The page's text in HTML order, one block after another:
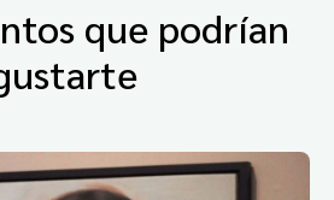
que podrían